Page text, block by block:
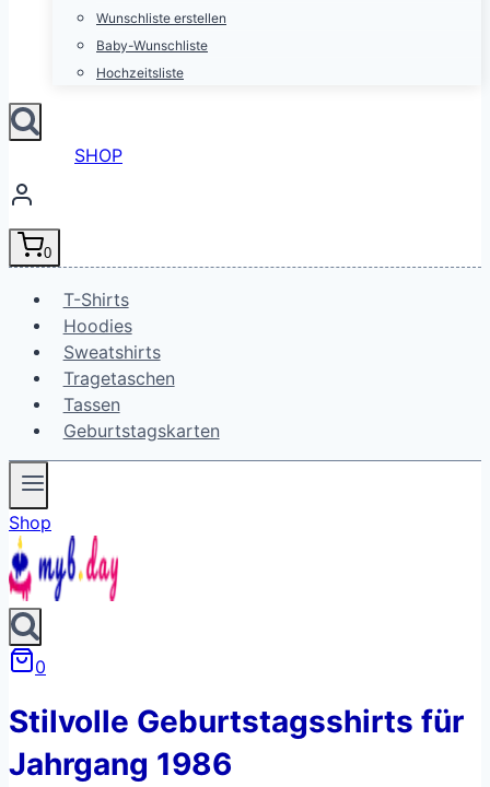
Wunschliste erstellen
Baby-Wunschliste
Hochzeitsliste
SHOP
0
T-Shirts
Hoodies
Sweatshirts
Tragetaschen
Tassen
Geburtstagskarten
Shop
0
Stilvolle Geburtstagsshirts für
Jahrgang 1986